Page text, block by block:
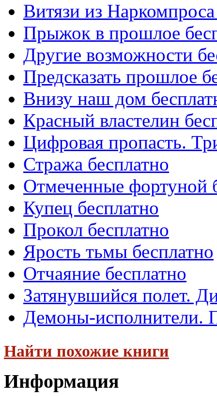
Витязи из
Прыжок в прошлое
Другие возможности
Предсказать прошлое
Внизу наш дом
Красный властелин
Цифровая пропасть.
Стража бесплатно
Отмеченные фортуной
Купец бесплатно
Прокол бесплатно
Ярость тьмы бесплатно
Отчаяние бесплатно
Затянувшийся полет.
Демоны-исполнители.
Найти похожие книги
Информация